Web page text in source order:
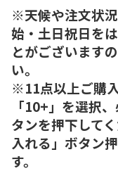
※天候や注文状
始・土日祝日を
とがございます
い。
※11点以上ご購
「10+」を選択
タンを押下して
入れる」ボタン
す。